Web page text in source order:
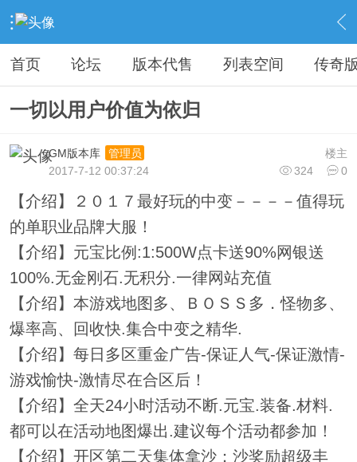
› 教程广告专区 › 广告专区 › 内容
首页 论坛 版本代售 列表空间 传奇
一切以用户价值为依归
楼主
GM版本库
管理员
324
0
2017-7-12 00:37:24
【介绍】２０１７最好玩的中变－－－－值得玩
的单职业品牌大服！
【介绍】元宝比例:1:500W点卡送90%网银送
100%.无金刚石.无积分.一律网站充值
【介绍】本游戏地图多、ＢＯＳＳ多．怪物多、
爆率高、回收快.集合中变之精华.
【介绍】每日多区重金广告-保证人气-保证激情-
游戏愉快-激情尽在合区后！
【介绍】全天24小时活动不断.元宝.装备.材料.
都可以在活动地图爆出.建议每个活动都参加！
【介绍】开区第二天集体拿沙：沙奖励超级丰